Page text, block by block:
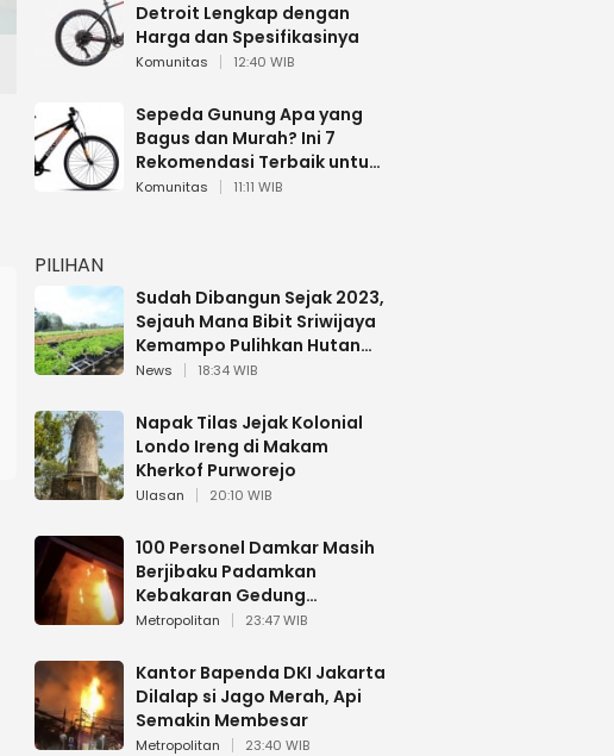
Detroit Lengkap dengan
Harga dan Spesifikasinya
Komunitas 12:40 WIB
Sepeda Gunung Apa yang
Bagus dan Murah? Ini 7
Rekomendasi Terbaik untuk
Pemula
Komunitas 11:11 WIB
PILIHAN
Sudah Dibangun Sejak 2023,
Sejauh Mana Bibit Sriwijaya
Kemampo Pulihkan Hutan
Sumsel?
News 18:34 WIB
Napak Tilas Jejak Kolonial
Londo Ireng di Makam
Kherkof Purworejo
Ulasan 20:10 WIB
100 Personel Damkar Masih
Berjibaku Padamkan
Kebakaran Gedung
Bapenda DKI
Metropolitan 23:47 WIB
Kantor Bapenda DKI Jakarta
Dilalap si Jago Merah, Api
Semakin Membesar
Metropolitan 23:40 WIB